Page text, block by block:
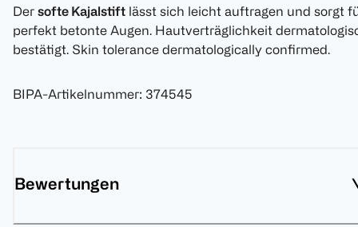
Der softe Kajalstift lässt sich leicht auftragen und sorgt
perfekt betonte Augen. Hautverträglichkeit
bestätigt. Skin tolerance dermatologically confirmed.
BIPA-Artikelnummer: 374545
Bewertungen